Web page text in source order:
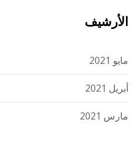
الأرشيف
مايو 2021
أبريل 2021
مارس 2021